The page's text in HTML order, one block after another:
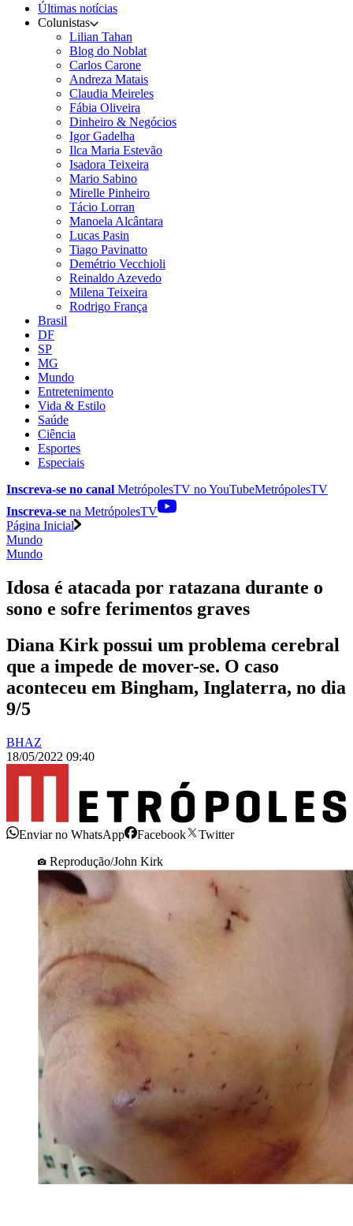
Últimas notícias
Colunistas
Lilian Tahan
Blog do Noblat
Carlos Carone
Andreza Matais
Claudia Meireles
Fábia Oliveira
Dinheiro & Negócios
Igor Gadelha
Ilca Maria Estevão
Isadora Teixeira
Mario Sabino
Mirelle Pinheiro
Tácio Lorran
Manoela Alcântara
Lucas Pasin
Tiago Pavinatto
Demétrio Vecchioli
Reinaldo Azevedo
Milena Teixeira
Rodrigo França
Brasil
DF
SP
MG
Mundo
Entretenimento
Vida & Estilo
Saúde
Ciência
Esportes
Especiais
Inscreva-se no canal MetrópolesTV noYouTubeMetrópolesTV
Inscreva-se na MetrópolesTV
Página Inicial
Mundo
Mundo
Idosa é atacada por ratazana durante o
sono e sofre ferimentos graves
Diana Kirk possui um problema cerebral
que a impede de mover-se. O caso
aconteceu em Bingham, Inglaterra, no dia
9/5
BHAZ
18/05/2022 09:40
Enviar no WhatsApp Facebook
Twitter
Reprodução/John Kirk